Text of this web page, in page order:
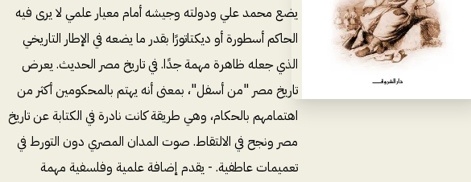
يضع محمد علي ودولته وجيشه أمام معيار علمي لا يرى فيه
الحاكم أسطورة أو ديكتاتورًا بقدر ما يضعه في الإطار التاريخي
الذي جعله ظاهرة مهمة جدًا. في تاريخ مصر الحديث. يعرض
تاريخ مصر "من أسفل"، بمعنى أنه يهتم بالمحكومين أكثر من
اهتمامهم بالحكام، وهي طريقة كانت نادرة في الكتابة عن تاريخ
مصر ونجح في الالتقاط. صوت المدان المصري دون التورط في
تعميمات عاطفية. - يقدم إضافة علمية وفلسفية مهمة